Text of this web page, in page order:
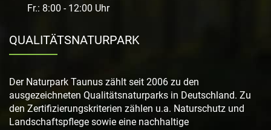
Fr.: 8:00 - 12:00 Uhr
QUALITÄTSNATURPARK
Der Naturpark Taunus zählt seit 2006 zu den
ausgezeichneten Qualitätsnaturparks in Deutschland. Zu
den Zertifizierungskriterien zählen u.a. Naturschutz und
Landschaftspflege sowie eine nachhaltige